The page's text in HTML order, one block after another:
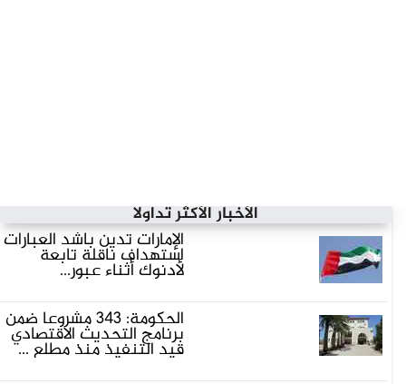
الأخبار الأكثر تداولاً
الإمارات تُدين بأشد العبارات
استهداف ناقلة تابعة
لأدنوك أثناء عبور...
الحكومة: 343 مشروعا ضمن
برنامج التحديث الاقتصادي
قيد التنفيذ منذ مطلع ...